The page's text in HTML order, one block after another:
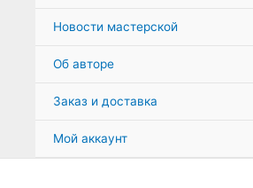
Новости мастерской
Об авторе
Заказ и доставка
Мой аккаунт